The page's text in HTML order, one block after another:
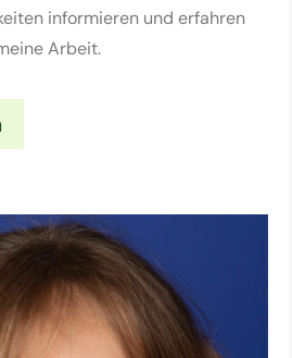
informieren und erfahren
Arbeit.